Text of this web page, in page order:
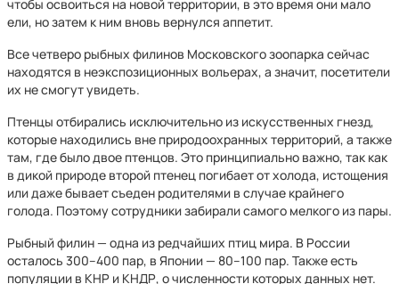
чтобы освоиться на новой территории, в это время они мало
ели, но затем к ним вновь вернулся аппетит.
Все четверо рыбных филинов Московского зоопарка сейчас
находятся в неэкспозиционных вольерах, а значит, посетители
их не смогут увидеть.
Птенцы отбирались исключительно из искусственных гнезд,
которые находились вне природоохранных территорий, а также
там, где было двое птенцов. Это принципиально важно, так как
в дикой природе второй птенец погибает от холода, истощения
или даже бывает съеден родителями в случае крайнего
голода. Поэтому сотрудники забирали самого мелкого из пары.
Рыбный филин — одна из редчайших птиц мира. В России
осталось 300–400 пар, в Японии — 80–100 пар. Также есть
популяции в КНР и КНДР, о численности которых данных нет.